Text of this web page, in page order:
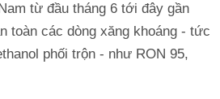
từ đầu tháng 6 tới đây gần
toàn các dòng xăng khoáng - tức
phối trộn - như RON 95,